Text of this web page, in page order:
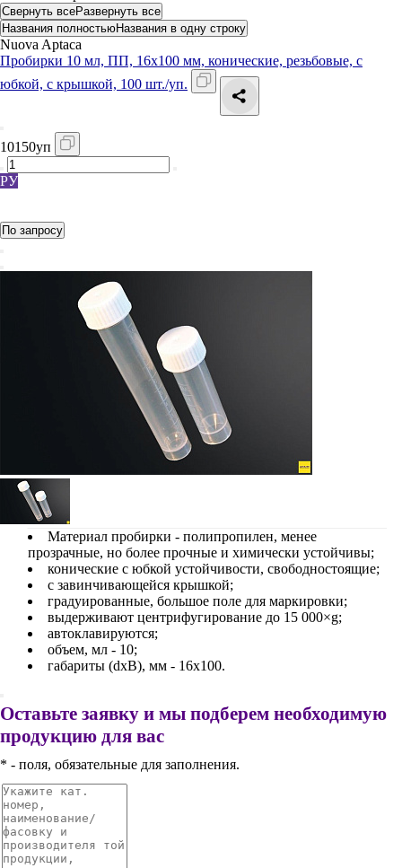
Свернуть всеРазвернуть все
Названия полностьюНазвания в одну строку
Nuova Aptaca
Пробирки 10 мл, ПП, 16х100 мм, конические, резьбовые, с
юбкой, с крышкой, 100 шт./уп.
10150уп
РУ
По запросу
Материал пробирки - полипропилен, менее
прозрачные, но более прочные и химически устойчивы;
конические с юбкой устойчивости, свободностоящие;
с завинчивающейся крышкой;
градуированные, большое поле для маркировки;
выдерживают центрифугирование до 15 000×g;
автоклавируются;
объем, мл - 10;
габариты (dхВ), мм - 16х100.
Оставьте заявку и мы подберем необходимую
продукцию для вас
* - поля, обязательные для заполнения.